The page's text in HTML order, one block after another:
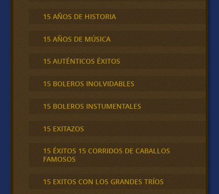
15 AÑOS DE HISTORIA
15 AÑOS DE MÚSICA
15 AUTÉNTICOS ÉXITOS
15 BOLEROS INOLVIDABLES
15 BOLEROS INSTUMENTALES
15 EXITAZOS
15 ÉXITOS 15 CORRIDOS DE CABALLOS
FAMOSOS
15 EXITOS CON LOS GRANDES TRÍOS